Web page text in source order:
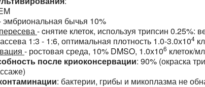
эмбриональная бычья 10%
- cнятие клеток, используя трипсин 0.25%:
1:3 - 1:6, оптимальная плотность 1.0-3.0х104
- ростовая среда, 10% DMSO, 1.0х106 клеток/
после криоконсервации: 90% (окраска
: бактерии, грибы и микоплазма не